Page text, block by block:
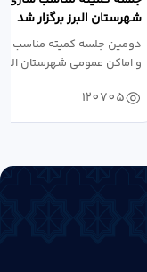
شهرستان البرز برگزار شد
دومین جلسه کمیته مناسب
و اماکن عمومی شهرستان
120705